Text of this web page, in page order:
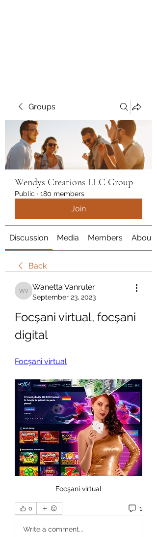
Groups
Wendys Creations LLC Group
Public · 180 members
Join
Discussion Media Members About
Back
Wanetta Vanruler
Wanetta Vanruler
September 23, 2023
Focşani virtual, focşani
digital
Focşani virtual
Focşani virtual
0 1
Write a comment...